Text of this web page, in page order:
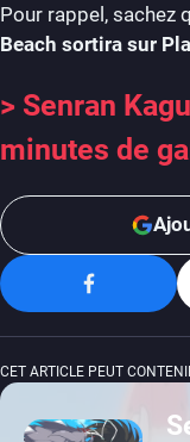
Pour rappel, sachez
Beach sortira sur
> Senran
minutes de
CET ARTICLE PEUT